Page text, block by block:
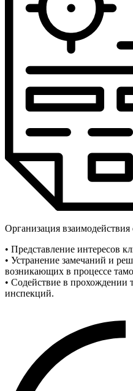
Организация
• Представление интересов
• Устранение замечаний и
возникающих в процессе
• Содействие в прохождении
инспекций.